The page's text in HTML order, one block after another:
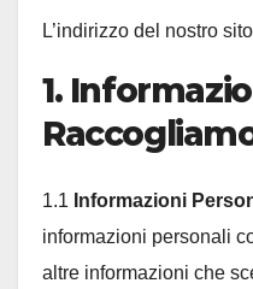
L’indirizzo del nostro
1.
1.1 Informazioni
informazioni personali
altre informazioni che